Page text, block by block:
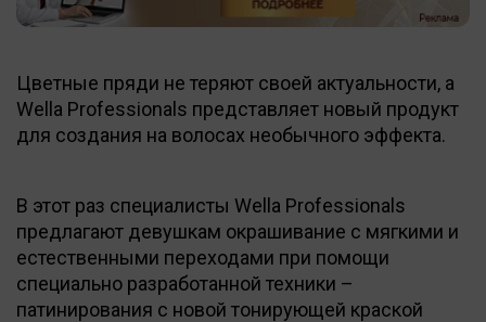
Цветные пряди не теряют своей актуальности, а
Wella Professionals представляет новый продукт
для создания на волосах необычного эффекта.
В этот раз специалисты Wella Professionals
предлагают девушкам окрашивание с мягкими и
естественными переходами при помощи
специально разработанной техники –
патинирования с новой тонирующей краской